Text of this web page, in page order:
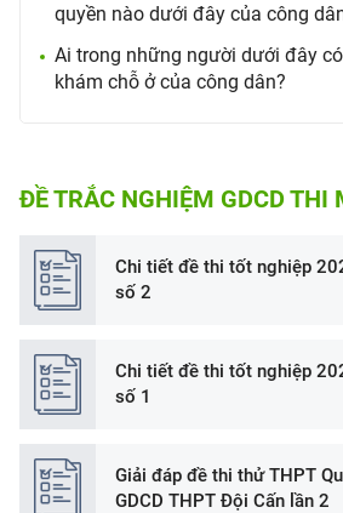
quyền nào dưới đây của công
Ai trong những người dưới đây
khám chỗ ở của công dân?
ĐỀ TRẮC NGHIỆM GDCD THI
Chi tiết đề thi tốt nghiệp
số 2
Chi tiết đề thi tốt nghiệp
số 1
Giải đáp đề thi thử THPT
GDCD THPT Đội Cấn lần 2